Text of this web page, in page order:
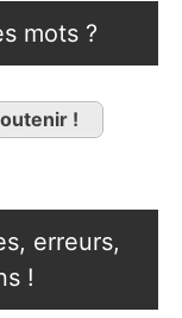
mots ?
!
erreurs,
!